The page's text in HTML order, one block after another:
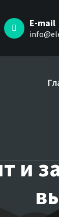
E-mail
и